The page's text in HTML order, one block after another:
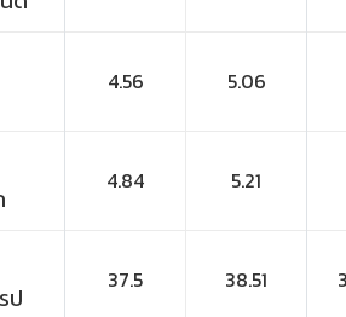
4.56 5.06
4.84 5.21
ป
37.5 38.51